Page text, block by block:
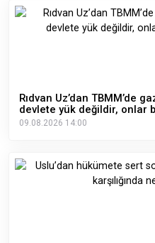
Rıdvan Uz’dan TBMM’de
devlete yük değildir, onlar
09.08.2026 14:00